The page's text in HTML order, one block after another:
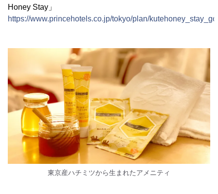
Honey Stay」
https://www.princehotels.co.jp/tokyo/plan/
東京産ハチミツから生まれたアメニティ